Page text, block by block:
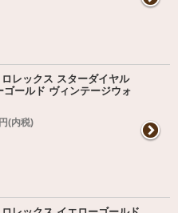
レックス スターダイヤル
ゴールド ヴィンテージウォ
(内税)